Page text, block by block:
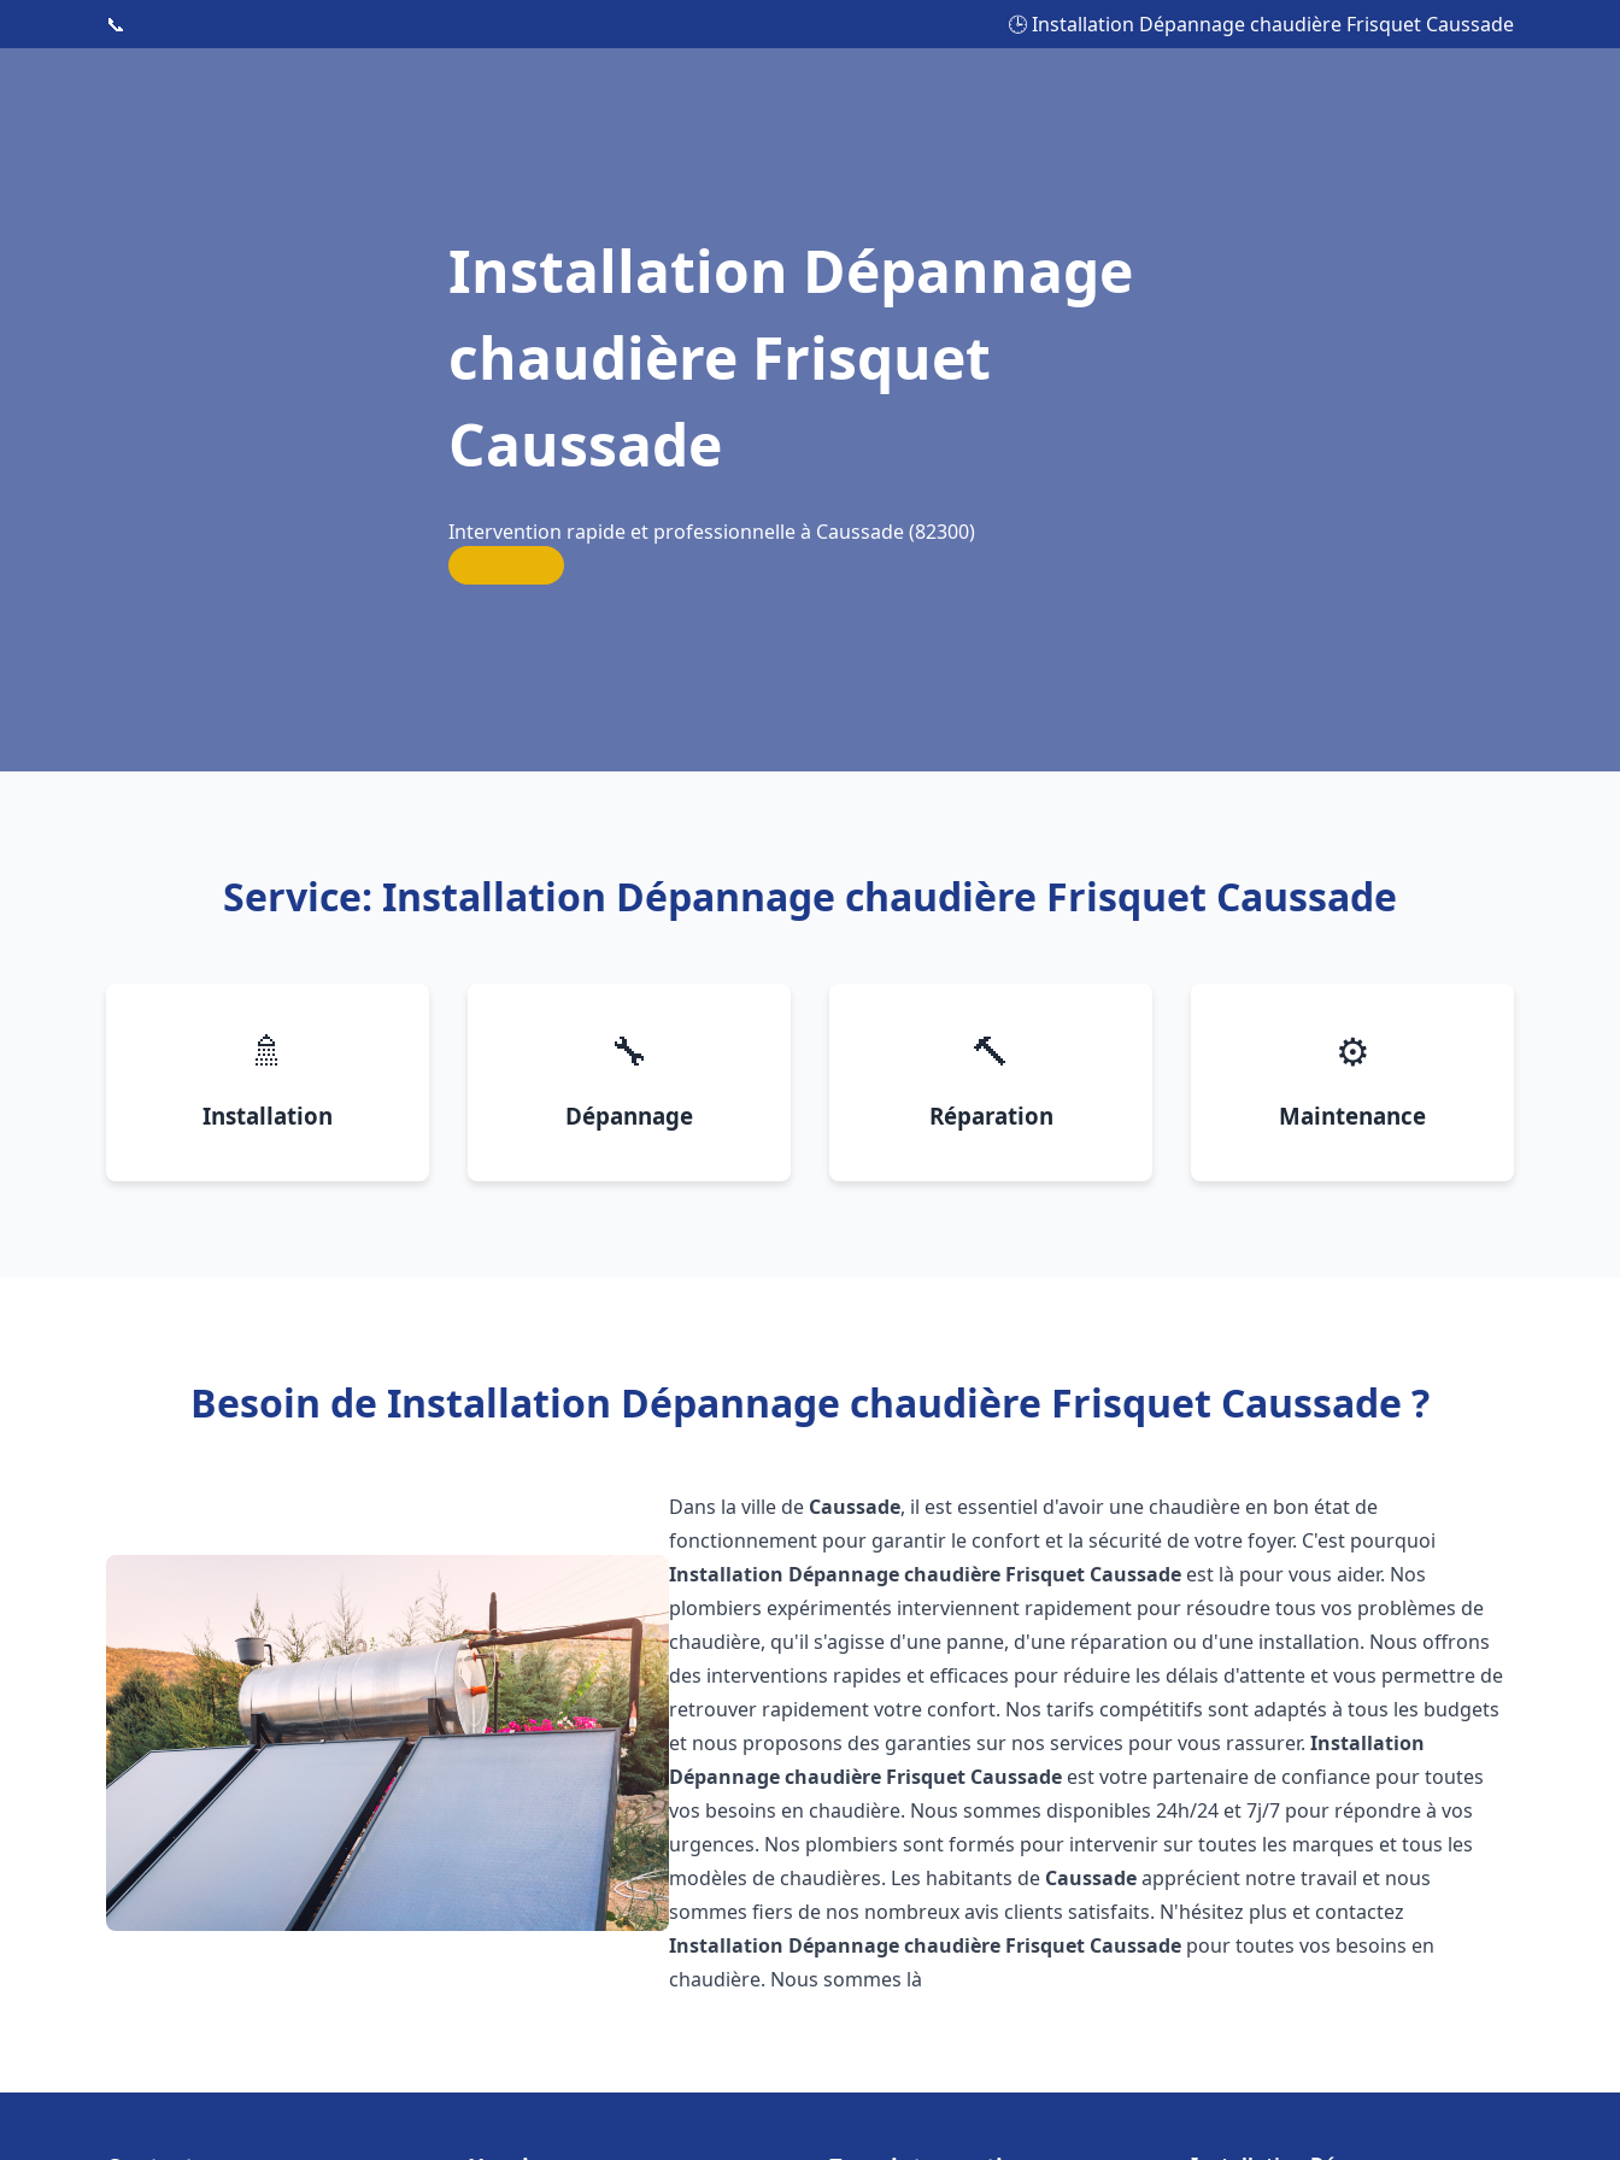
📞 🕒 Installation Dépannage chaudière Frisquet Caussade
Installation Dépannage
chaudière Frisquet
Caussade
Intervention rapide et professionnelle à Caussade (82300)
Service: Installation Dépannage chaudière Frisquet Caussade
🚿
Installation
🔧
Dépannage
🔨
Réparation
⚙️
Maintenance
Besoin de Installation Dépannage chaudière Frisquet Caussade ?
Dans la ville de Caussade, il est essentiel d'avoir une chaudière en bon état de
fonctionnement pour garantir le confort et la sécurité de votre foyer. C'est pourquoi
Installation Dépannage chaudière Frisquet Caussade est là pour vous aider. Nos
plombiers expérimentés interviennent rapidement pour résoudre tous vos problèmes de
chaudière, qu'il s'agisse d'une panne, d'une réparation ou d'une installation. Nous offrons
des interventions rapides et efficaces pour réduire les délais d'attente et vous permettre de
retrouver rapidement votre confort. Nos tarifs compétitifs sont adaptés à tous les budgets
et nous proposons des garanties sur nos services pour vous rassurer.Installation
Dépannage chaudière Frisquet Caussade est votre partenaire de confiance pour toutes
vos besoins en chaudière. Nous sommes disponibles 24h/24 et 7j/7 pour répondre à vos
urgences. Nos plombiers sont formés pour intervenir sur toutes les marques et tous les
modèles de chaudières. Les habitants de Caussadeapprécient notre travail et nous
sommes fiers de nos nombreux avis clients satisfaits. N'hésitez plus et contactez
Installation Dépannage chaudière Frisquet Caussade pour toutes vos besoins en
chaudière. Nous sommes là